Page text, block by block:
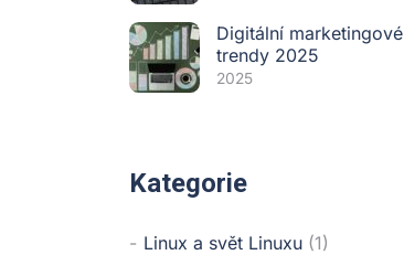
Digitální marketingové
trendy 2025
2025
Kategorie
Linux a svět Linuxu (1)